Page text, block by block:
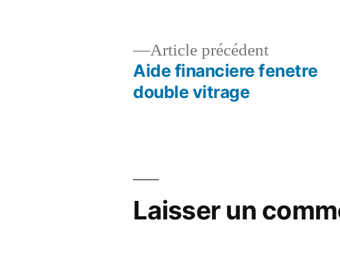
Navigation
Article précédentArticle
précédent :
Aide financiere fenetre
double vitrage
Laisser un